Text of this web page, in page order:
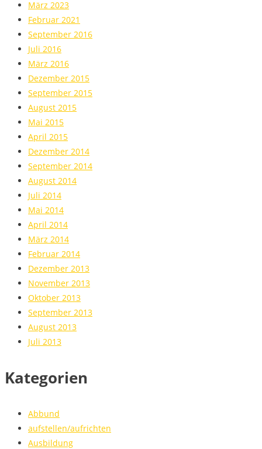
März 2023
Februar 2021
September 2016
Juli 2016
März 2016
Dezember 2015
September 2015
August 2015
Mai 2015
April 2015
Dezember 2014
September 2014
August 2014
Juli 2014
Mai 2014
April 2014
März 2014
Februar 2014
Dezember 2013
November 2013
Oktober 2013
September 2013
August 2013
Juli 2013
Kategorien
Abbund
aufstellen/aufrichten
Ausbildung